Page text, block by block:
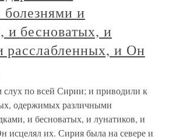
и
и бесноватых, и
расслабленных, и Он
по всей Сирии; и приводили к
одержимых различными
и бесноватых, и лунатиков, и
исцелял их. Сирия была на севере и